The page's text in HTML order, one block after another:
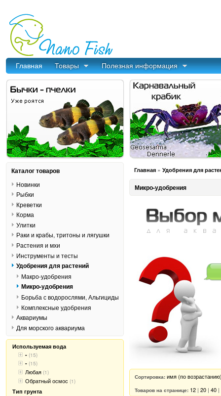
Главная Товары Полезная информация
Главная » Удобрения для
Микро-удобрения
Сортировка: имя (по
Товаров на странице: 12 | 20 | 40 |
Каталог товаров
Новинки
Рыбки
Креветки
Корма
Улитки
Раки и крабы, тритоны и лягушки
Растения и мхи
Инструменты и тесты
Удобрения для растений
Макро-удобрения
Микро-удобрения
Борьба с водорослями, Альгициды
Комплексные удобрения
Аквариумы
Для морского аквариума
Используемая вода
- (15)
- (15)
Любая (1)
Обратный осмос (1)
Тип грунта